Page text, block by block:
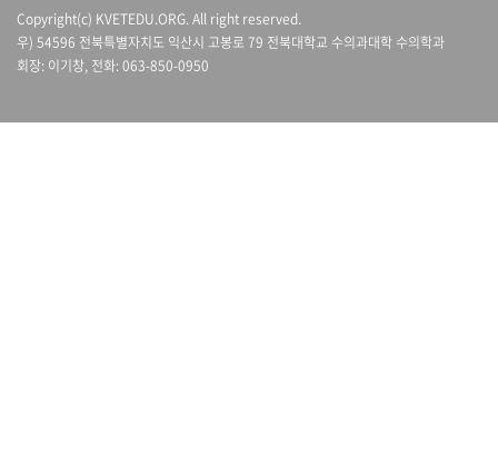
Copyright(c) KVETEDU.ORG. All right reserved.
우) 54596 전북특별자치도 익산시 고봉로 79 전북대학교 수의과대학 수의학과
회장: 이기창, 전화: 063-850-0950